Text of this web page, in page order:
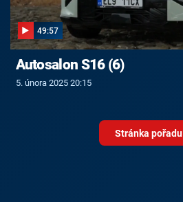
49:57
Autosalon S16 (6)
5. února 2025 20:15
Stránka pořadu